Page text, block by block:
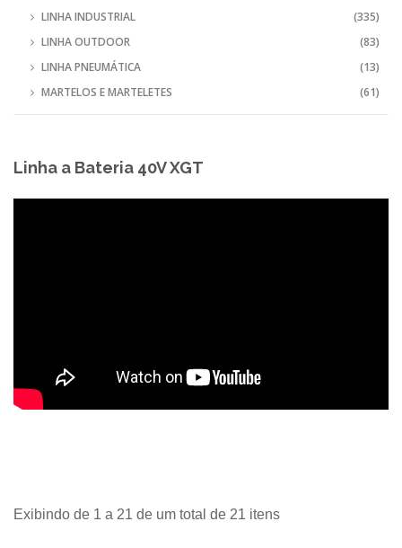
LINHA INDUSTRIAL
(335)
LINHA OUTDOOR
(83)
LINHA PNEUMÁTICA
(13)
MARTELOS E MARTELETES
(61)
Linha a Bateria 40V XGT
Exibindo de 1 a 21 de um total de 21 itens